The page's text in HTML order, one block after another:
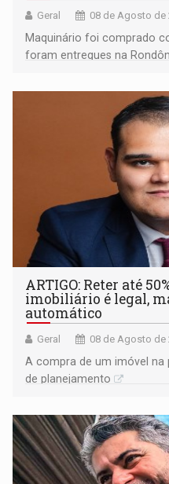
Geral 08 de Agosto de
Maquinário foi comprado
foram entregues na
ARTIGO: Reter até
imobiliário é legal,
automático
Geral 08 de Agosto de
A compra de um imóvel na
de planejamento